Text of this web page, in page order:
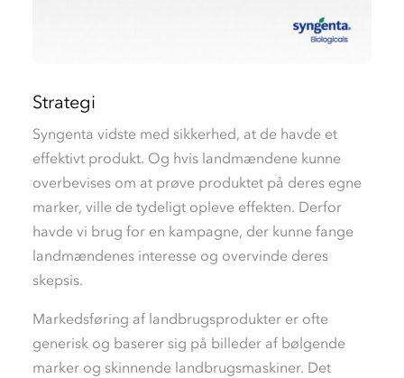
Strategi
Syngenta vidste med sikkerhed, at de havde et
effektivt produkt. Og hvis landmændene kunne
overbevises om at prøve produktet på deres egne
marker, ville de tydeligt opleve effekten. Derfor
havde vi brug for en kampagne, der kunne fange
landmændenes interesse og overvinde deres
skepsis.
Markedsføring af landbrugsprodukter er ofte
generisk og baserer sig på billeder af bølgende
marker og skinnende landbrugsmaskiner. Det